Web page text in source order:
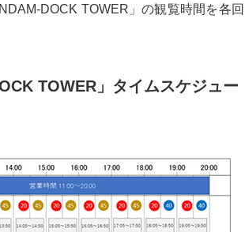
DOCK TOWER」の観覧時間を各回
TOWER」タイムスケジュー